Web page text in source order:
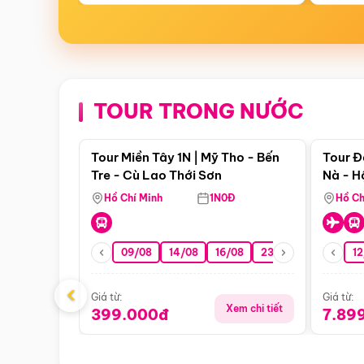
TOUR TRONG NƯỚC
Điểm nổi bật
Tour Miền Tây 1N | Mỹ Tho - Bến
Tre - Cù Lao Thới Sơn
Hồ Chí Minh 1N0Đ
09/08 14/08 16/08 23/08 30/08
Giá từ:
399.000đ Xem chi tiết
Tour
Nà -
Nha
Hồ
Giá từ:
‹